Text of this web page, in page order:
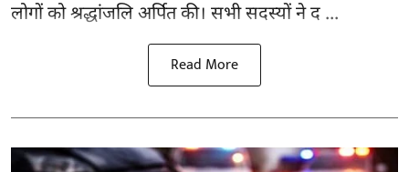
लोगों को श्रद्धांजलि अर्पित की। सभी सदस्यों ने द ...
Read More